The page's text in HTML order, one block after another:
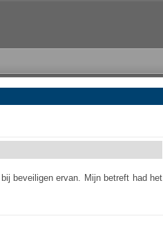
beveiligen ervan. Mijn betreft had het